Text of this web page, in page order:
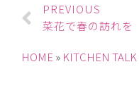
PREVIOUS
菜花で春の訪れを
HOME » KITCHEN TALK